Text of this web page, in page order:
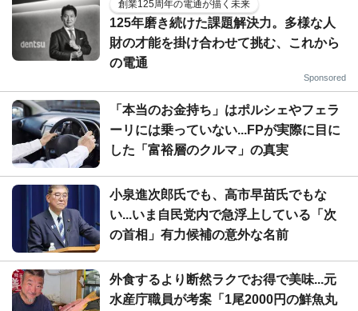
創業125周年の電通が描く未来
125年磨き続けた課題解決力。多様な人
財の才能を掛け合わせて挑む、これから
の電通
Sponsored
「本当のお金持ち」はポルシェやフェラ
ーリには乗っていない...FPが実際に目に
した「富裕層のクルマ」の真実
小泉進次郎氏でも、高市早苗氏でもな
い...いま自民党内で急浮上している「次
の首相」有力候補の意外な名前
外食するより断然ラクでお得で美味...元
水産庁職員が考案「1尾2000円の鮮魚丸